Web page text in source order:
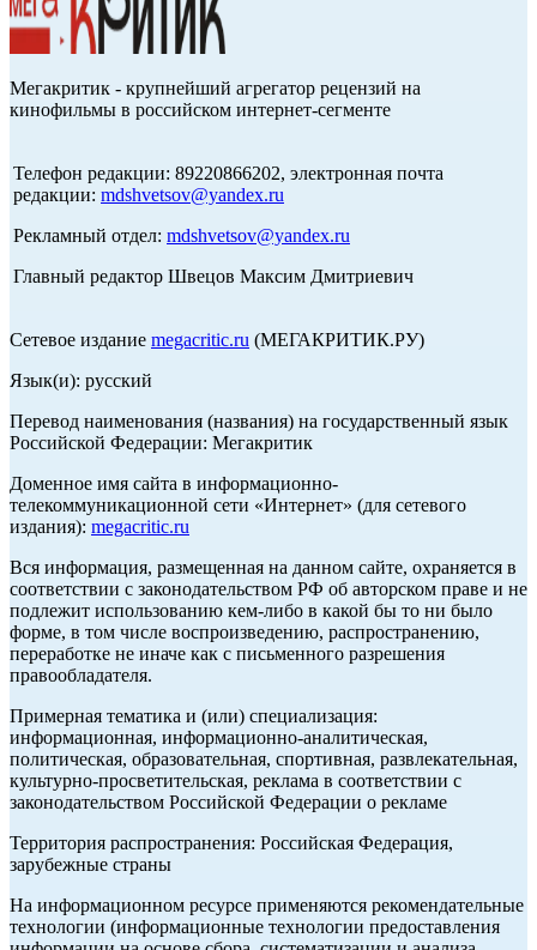
Мегакритик - крупнейший агрегатор рецензий на
кинофильмы в российском интернет-сегменте
Телефон редакции: 89220866202, электронная почта
редакции: mdshvetsov@yandex.ru
Рекламный отдел: mdshvetsov@yandex.ru
Главный редактор Швецов Максим Дмитриевич
Сетевое издание megacritic.ru (МЕГАКРИТИК.РУ)
Язык(и): русский
Перевод наименования (названия) на государственный язык
Российской Федерации: Мегакритик
Доменное имя сайта в информационно-
телекоммуникационной сети «Интернет» (для сетевого
издания): megacritic.ru
Вся информация, размещенная на данном сайте, охраняется в
соответствии с законодательством РФ об авторском праве и не
подлежит использованию кем-либо в какой бы то ни было
форме, в том числе воспроизведению, распространению,
переработке не иначе как с письменного разрешения
правообладателя.
Примерная тематика и (или) специализация:
информационная, информационно-аналитическая,
политическая, образовательная, спортивная, развлекательная,
культурно-просветительская, реклама в соответствии с
законодательством Российской Федерации о рекламе
Территория распространения: Российская Федерация,
зарубежные страны
На информационном ресурсе применяются рекомендательные
технологии (информационные технологии предоставления